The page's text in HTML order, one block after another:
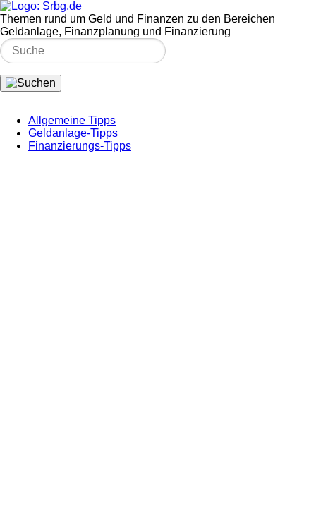
Themen rund um Geld und Finanzen zu den Bereichen
Geldanlage, Finanzplanung und Finanzierung
Allgemeine Tipps
Geldanlage-Tipps
Finanzierungs-Tipps